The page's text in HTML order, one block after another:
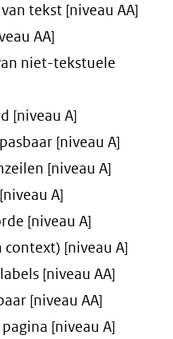
tekst [niveau AA]
AA]
niet-tekstuele
[niveau A]
[niveau A]
[niveau A]
A]
[niveau A]
[niveau A]
[niveau AA]
[niveau AA]
[niveau A]